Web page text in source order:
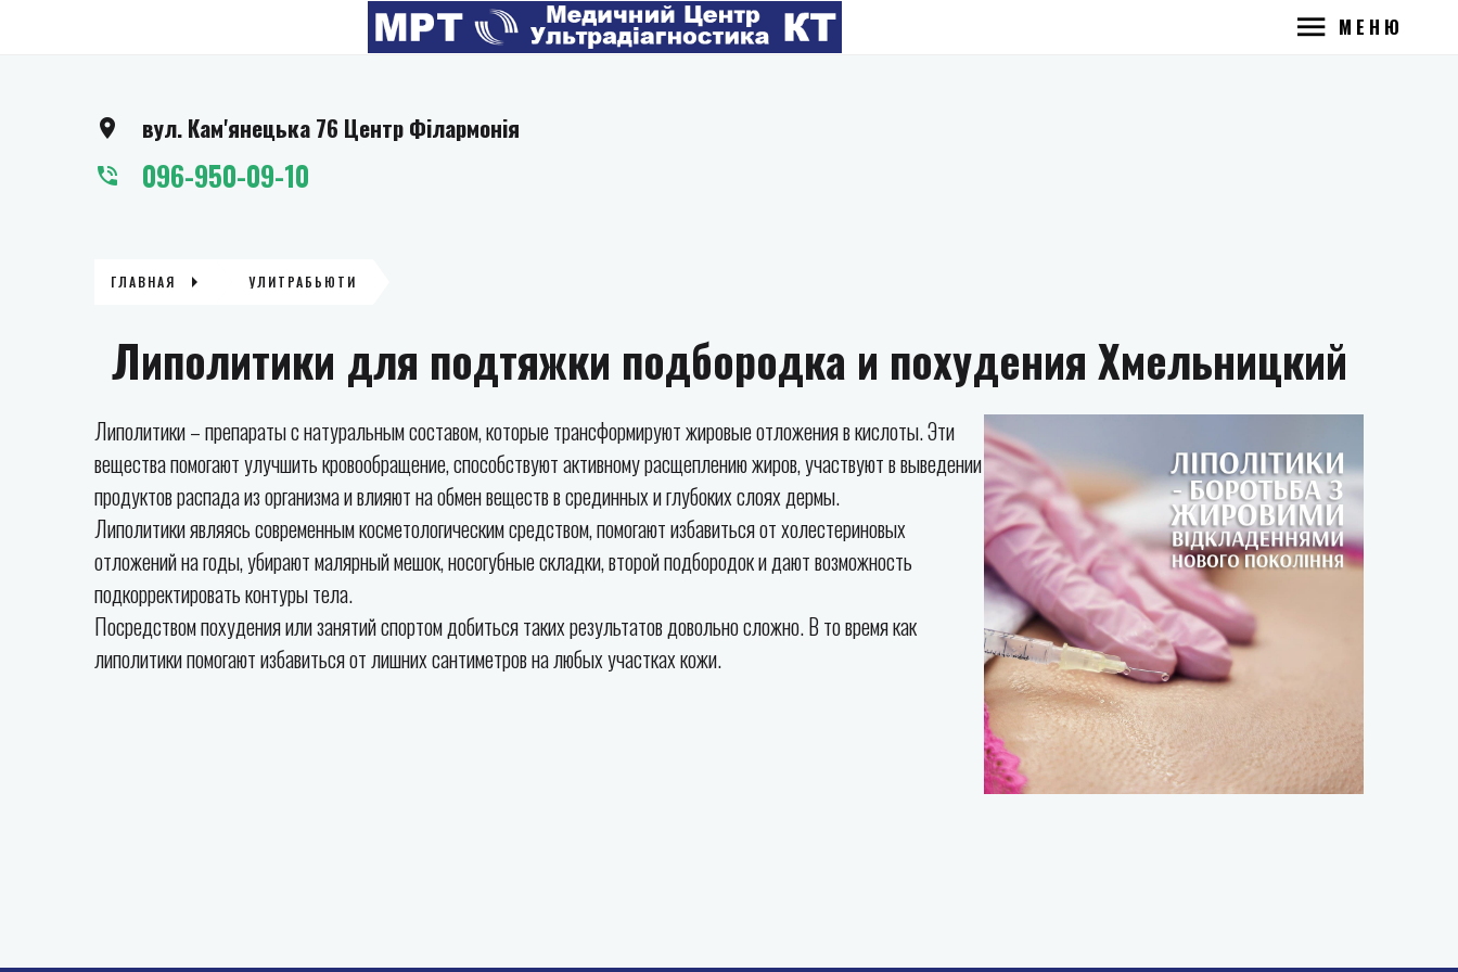
МЕНЮ
вул. Кам'янецька 76 Центр Філармонія
096-950-09-10
ГЛАВНАЯ УЛИТРАБЬЮТИ
Липолитики для подтяжки подбородка и похудения Хмельницкий
Липолитики – препараты с натуральным составом, которые трансформируют жировые отложения в кислоты. Эти
вещества помогают улучшить кровообращение, способствуют активному расщеплению жиров, участвуют в выведении
продуктов распада из организма и влияют на обмен веществ в срединных и глубоких слоях дермы.
Липолитики являясь современным косметологическим средством, помогают избавиться от холестериновых
отложений на годы, убирают малярный мешок, носогубные складки, второй подбородок и дают возможность
подкорректировать контуры тела.
Посредством похудения или занятий спортом добиться таких результатов довольно сложно. В то время как
липолитики помогают избавиться от лишних сантиметров на любых участках кожи.